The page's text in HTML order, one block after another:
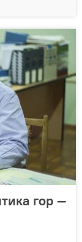
гор —